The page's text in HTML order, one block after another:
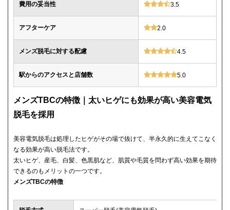
費用の妥当性 3.5
アフターケア 2.0
メンズ脱毛に対する配慮 4.5
駅からのアクセスと店舗数 5.0
メンズTBCの特徴｜太いヒゲにも効果が高い美容電気
脱毛を採用
美容電気脱毛は処理したヒゲがその場で抜けて、半永久的に生えてこなく
なる効果が高い脱毛法です。
太いヒゲ、産毛、白髪、色黒肌など、肌質や毛質を問わず高い効果を期待
できるのもメリットの一つです。
メンズTBCの特徴